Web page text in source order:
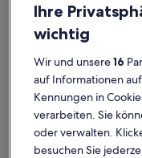
Trent
Vaschvitz:
Weitere Infos zu
Ihre
wichtig
Wir und unsere16
auf Informationen
Kennungen in
verarbeiten. Sie
oder verwalten.
besuchen Sie